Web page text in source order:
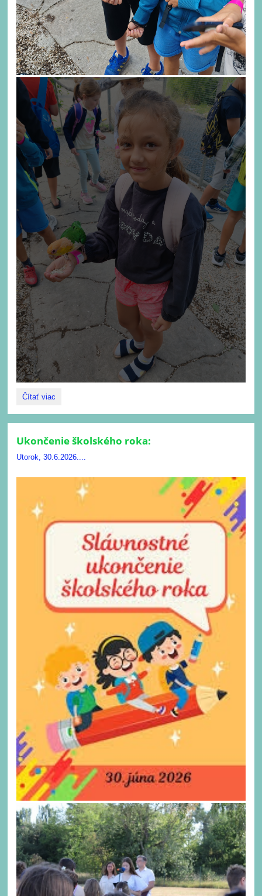
Letná
Čítať viac
Ukončenie školského roka:
Utorok, 30.6.2026....